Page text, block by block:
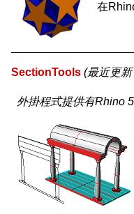
在
SectionTools (最近更
外掛程式提供有Rhino